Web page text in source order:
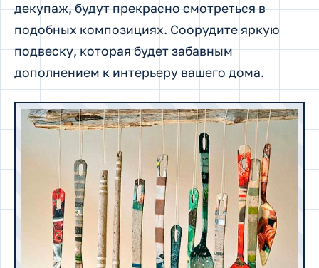
декупаж, будут прекрасно смотреться в
подобных композициях. Соорудите яркую
подвеску, которая будет забавным
дополнением к интерьеру вашего дома.